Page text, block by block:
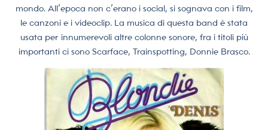
mondo. All’epoca non c’erano i social, si sognava con i film,
le canzoni e i videoclip. La musica di questa band è stata
usata per innumerevoli altre colonne sonore, fra i titoli più
importanti ci sono Scarface, Trainspotting, Donnie Brasco.